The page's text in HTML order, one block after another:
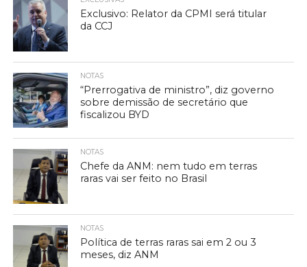
Exclusivo: Relator da CPMI será titular
da CCJ
NOTAS
“Prerrogativa de ministro”, diz governo
sobre demissão de secretário que
fiscalizou BYD
NOTAS
Chefe da ANM: nem tudo em terras
raras vai ser feito no Brasil
NOTAS
Política de terras raras sai em 2 ou 3
meses, diz ANM